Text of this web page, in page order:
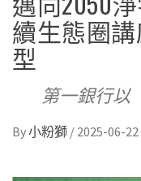
續生態圈
型
第一銀行以
By小粉獅 / 2025-06-22